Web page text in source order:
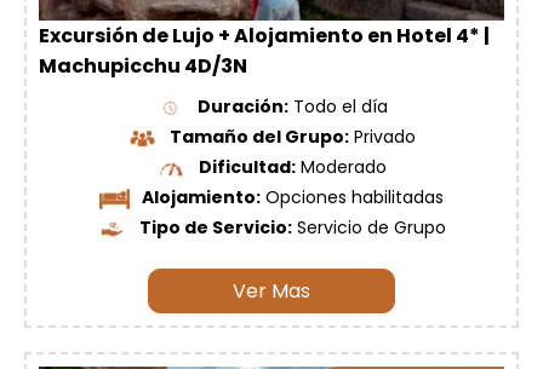
Excursión de Lujo + Alojamiento en Hotel 4* |
Machupicchu 4D/3N
Duración: Todo el día
Tamaño del Grupo: Privado
Dificultad: Moderado
Alojamiento: Opciones habilitadas
Tipo de Servicio: Servicio de Grupo
Ver Mas